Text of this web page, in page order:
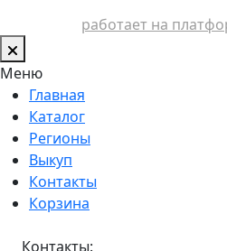
работает на
Меню
Главная
Каталог
Регионы
Выкуп
Контакты
Корзина
Контакты: